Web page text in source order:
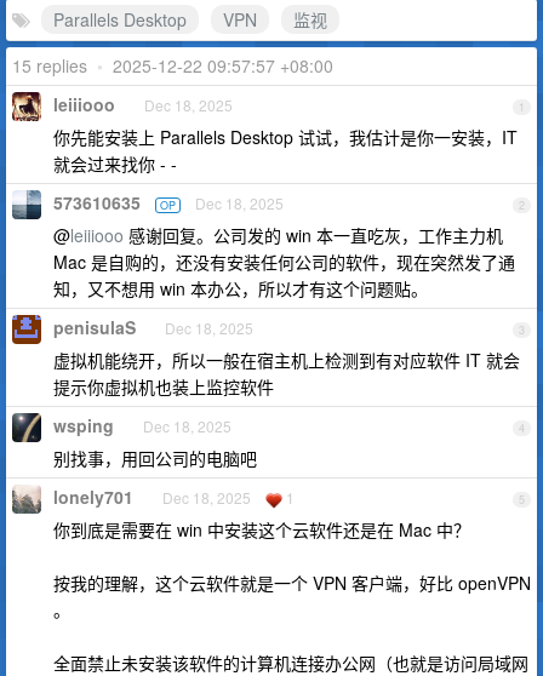
Parallels Desktop
VPN
监视
15 replies • 2025-12-22 09:57:57 +08:00
1
leiiiooo Dec 18, 2025
你先能安装上 Parallels Desktop 试试，我估计是你一安装，IT
就会过来找你 - -
2
573610635 OP Dec 18, 2025
@leiiiooo 感谢回复。公司发的 win 本一直吃灰，工作主力机
Mac 是自购的，还没有安装任何公司的软件，现在突然发了通
知，又不想用 win 本办公，所以才有这个问题贴。
3
penisulaS Dec 18, 2025
虚拟机能绕开，所以一般在宿主机上检测到有对应软件 IT 就会
提示你虚拟机也装上监控软件
4
wsping Dec 18, 2025
别找事，用回公司的电脑吧
5
lonely701 Dec 18, 2025 1
你到底是需要在 win 中安装这个云软件还是在 Mac 中？
按我的理解，这个云软件就是一个 VPN 客户端，好比 openVPN
。
全面禁止未安装该软件的计算机连接办公网（也就是访问局域网